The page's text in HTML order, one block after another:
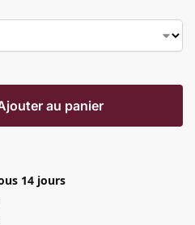
au panier
14 jours